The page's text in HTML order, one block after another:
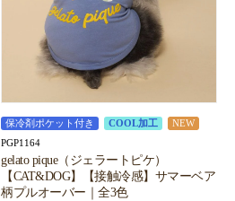
保冷剤ポケット付き COOL加工 NEW
PGP1164
gelato pique（ジェラートピケ）
【CAT&DOG】【接触冷感】サマーベア
柄プルオーバー｜全3色